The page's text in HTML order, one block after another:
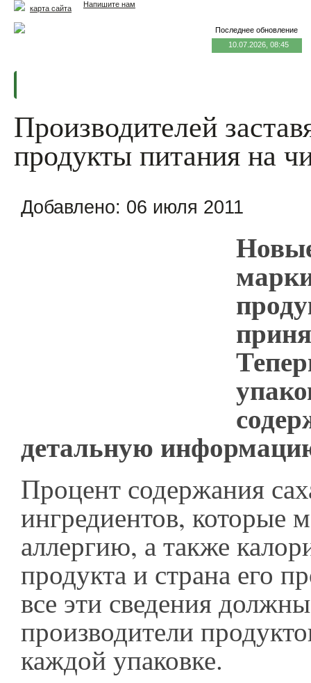
Напишите нам
карта сайта
Последнее обновление
10.07.2026, 08:45
Производителей
продукты питания на
Добавлено: 06 июля 2011
детальную
Процент содержания
ингредиентов, которые
аллергию, а также
продукта и страна его
все эти сведения
производители
каждой упаковке.